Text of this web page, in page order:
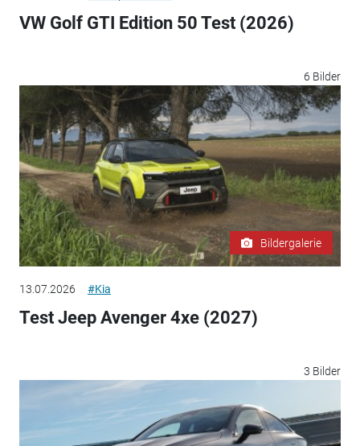
VW Golf GTI Edition 50 Test (2026)
6 Bilder
Bildergalerie
13.07.2026 #Kia
Test Jeep Avenger 4xe (2027)
3 Bilder